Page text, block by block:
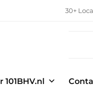
30+
101BHV.nl